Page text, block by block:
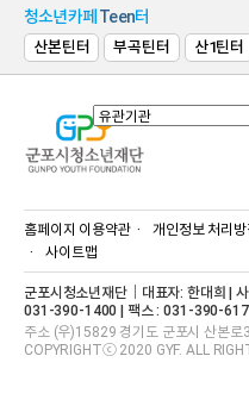
청소년카페 Teen터
산본틴터 부곡틴터 산1틴터
홈페이지 이용약관 개인정보 처리방
사이트맵
군포시청소년재단｜대표자: 한대희 |
031-390-1400 | 팩스 : 031-390-
주소 (우)15829 경기도 군포시 산본로
COPYRIGHTⓒ 2020 GYF. ALL